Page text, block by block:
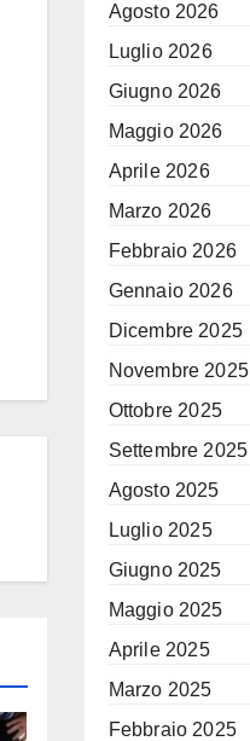
Agosto 2026
Luglio 2026
Giugno 2026
Maggio 2026
Aprile 2026
Marzo 2026
Febbraio 2026
Gennaio 2026
Dicembre 2025
Novembre 2025
Ottobre 2025
Settembre 2025
Agosto 2025
Luglio 2025
Giugno 2025
Maggio 2025
Aprile 2025
Marzo 2025
Febbraio 2025